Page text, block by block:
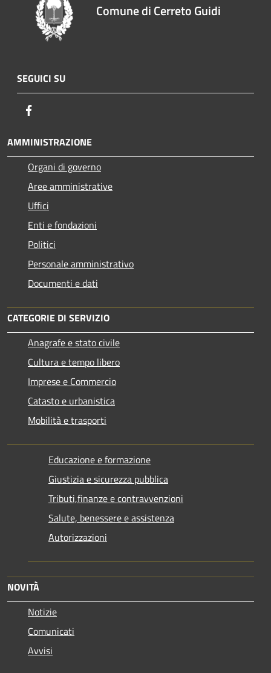
Comune di Cerreto Guidi
SEGUICI SU
AMMINISTRAZIONE
Organi di governo
Aree amministrative
Uffici
Enti e fondazioni
Politici
Personale amministrativo
Documenti e dati
CATEGORIE DI SERVIZIO
Anagrafe e stato civile
Cultura e tempo libero
Imprese e Commercio
Catasto e urbanistica
Mobilità e trasporti
Educazione e formazione
Giustizia e sicurezza pubblica
Tributi,finanze e contravvenzioni
Salute, benessere e assistenza
Autorizzazioni
NOVITÀ
Notizie
Comunicati
Avvisi